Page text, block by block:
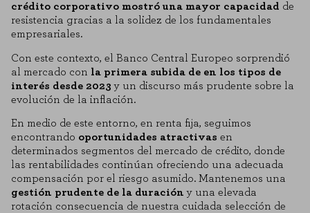
crédito corporativo mostró una mayor capacidad de
resistencia gracias a la solidez de los fundamentales
empresariales.
Con este contexto, el Banco Central Europeo sorprendió
al mercado con la primera subida de en los tipos de
interés desde 2023 y un discurso más prudente sobre la
evolución de la inflación.
En medio de este entorno, en renta fija, seguimos
encontrando oportunidades atractivas en
determinados segmentos del mercado de crédito, donde
las rentabilidades continúan ofreciendo una adecuada
compensación por el riesgo asumido. Mantenemos una
gestión prudente de la duración y una elevada
rotación consecuencia de nuestra cuidada selección de